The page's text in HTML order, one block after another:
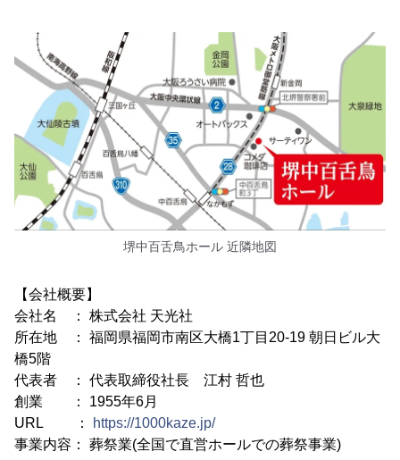
堺中百舌鳥ホール 近隣地図
【会社概要】
会社名 ： 株式会社 天光社
所在地 ： 福岡県福岡市南区大橋1丁目20-19 朝日ビル大
橋5階
代表者 ： 代表取締役社長 江村 哲也
創業 ： 1955年6月
URL ：
https://1000kaze.jp/
事業内容： 葬祭業(全国で直営ホールでの葬祭事業)